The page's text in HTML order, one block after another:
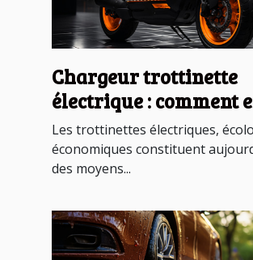
Chargeur trottinette
électrique : comment
devenir un ?
Les trottinettes électriques,
économiques constituent
des moyens...